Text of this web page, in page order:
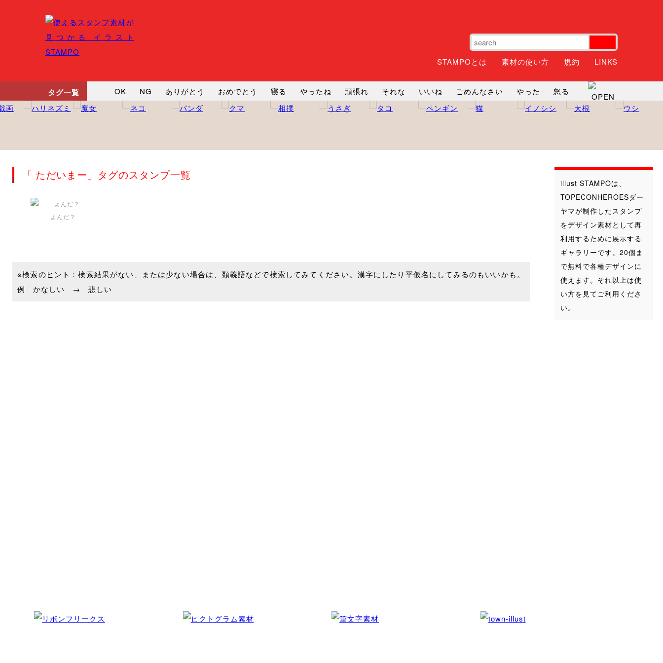
STAMPOとは 素材の使い方 規約 LINKS
タグ一覧 OK NG ありがとう おめでとう 寝る やったね 頑張れ それな いいね ごめんなさい やった
怒る
悲しい
だるい 衝撃 まったり じーっ えへへ おはよう おはよう 神 るんるん ファイト
焦る
「 ただいまー」タグのスタンプ一覧
よんだ？
※検索のヒント：検索結果がない、または少ない場合は、類義語などで検索してみてください。漢字にしたり平仮名にしてみるのもいいかも。
例 かなしい → 悲しい
illust STAMPOは、
TOPECONHEROESダー
ヤマが制作したスタンプ
をデザイン素材として再
利用するために展示する
ギャラリーです。20個ま
で無料で各種デザインに
使えます。それ以上は使
い方を見てご利用くださ
い。